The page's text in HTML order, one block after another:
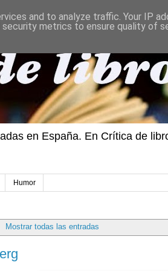
en España. En Crítica de
Humor
Mostrar todas las entradas
and to analyze traffic. Your IP
metrics to ensure quality of